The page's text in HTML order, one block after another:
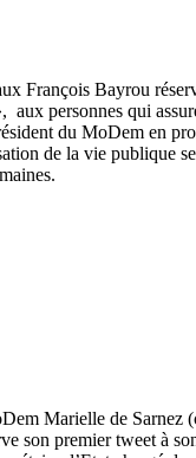
François Bayrou
aux personnes qui
du MoDem en
de la vie publique
Marielle de Sarnez
son premier tweet à